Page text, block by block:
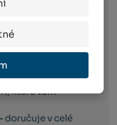
následující
box nebo
které vám
doručuje v celé